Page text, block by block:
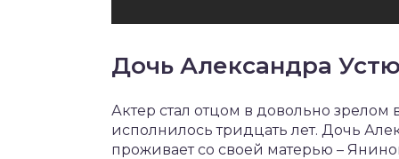
Дочь Александра
Актер стал отцом в довольно
исполнилось тридцать лет. Дочь
проживает со своей матерью –